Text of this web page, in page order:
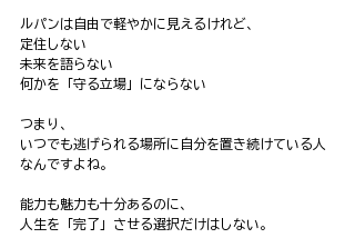
ルパンは自由で軽やかに見えるけれど、
定住しない
未来を語らない
何かを「守る立場」にならない
つまり、
いつでも逃げられる場所に自分を置き続けている人
なんですよね。
能力も魅力も十分あるのに、
人生を「完了」させる選択だけはしない。